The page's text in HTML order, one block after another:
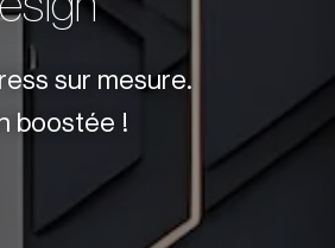
sur mesure.
boostée !